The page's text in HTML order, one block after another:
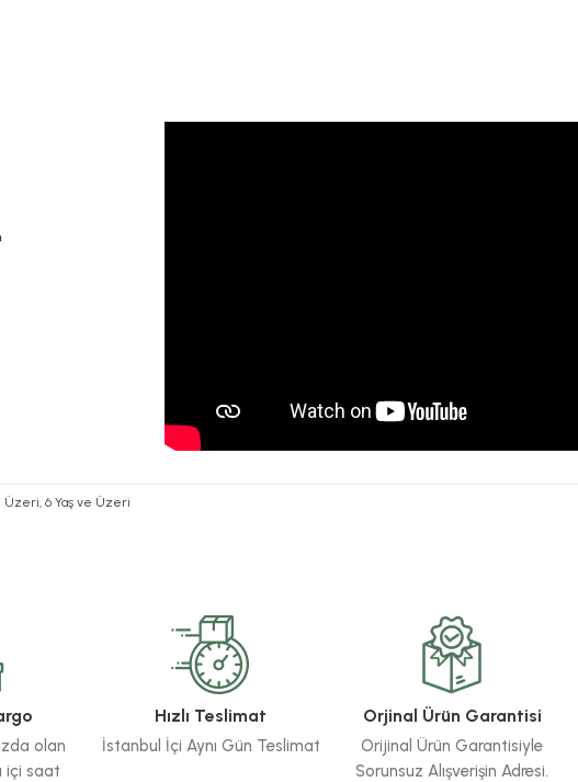
Üzeri, 6 Yaş ve Üzeri
olan
içi saat
Hızlı Teslimat
İstanbul İçi Aynı Gün Teslimat
Orjinal Ürün Garantisi
Orijinal Ürün Garantisiyle
Sorunsuz Alışverişin Adresi.